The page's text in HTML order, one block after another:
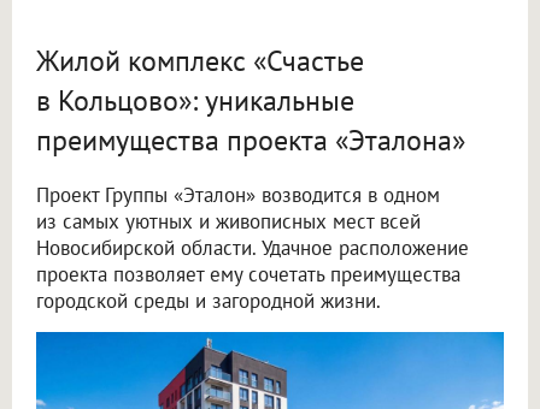
Жилой комплекс «Счастье
в Кольцово»: уникальные
преимущества проекта «Эталона»
Проект Группы «Эталон» возводится в одном
из самых уютных и живописных мест всей
Новосибирской области. Удачное расположение
проекта позволяет ему сочетать преимущества
городской среды и загородной жизни.